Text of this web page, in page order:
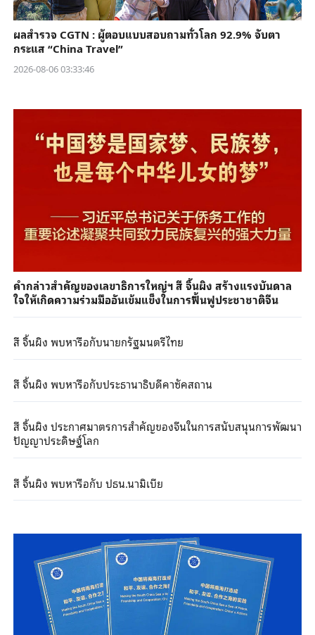
ผลสำรวจ CGTN : ผู้ตอบแบบสอบถามทั่วโลก 92.9% จับตา
กระแส “China Travel”
2026-08-06 03:33:46
คำกล่าวสำคัญของเลขาธิการใหญ่ฯ สี จิ้นผิง สร้างแรงบันดาล
ใจให้เกิดความร่วมมืออันเข้มแข็งในการฟื้นฟูประชาชาติจีน
สี จิ้นผิง พบหารือกับนายกรัฐมนตรีไทย
สี จิ้นผิง พบหารือกับประธานาธิบดีคาซัคสถาน
สี จิ้นผิง ประกาศมาตรการสำคัญของจีนในการสนับสนุนการพัฒนา
ปัญญาประดิษฐ์โลก
สี จิ้นผิง พบหารือกับ ปธน.นามิเบีย